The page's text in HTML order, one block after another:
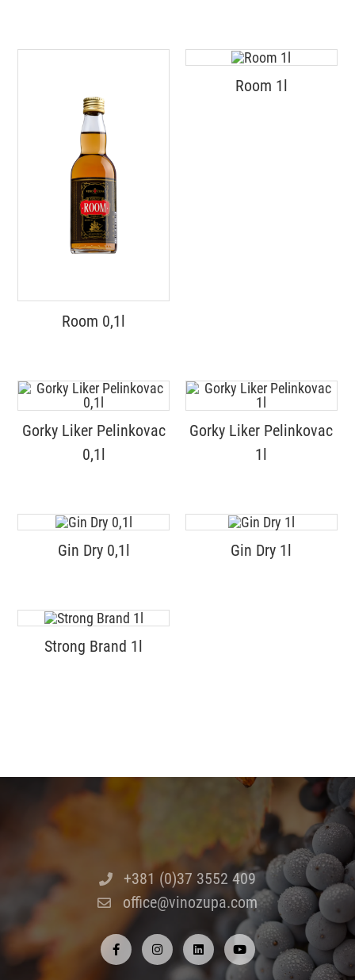
Room 0,1l
Room 1l
Gorky Liker Pelinkovac
0,1l
Gorky Liker Pelinkovac
1l
Gin Dry 0,1l Gin Dry 1l
Strong Brand 1l
+381 (0)37 3552 409
office@vinozupa.com